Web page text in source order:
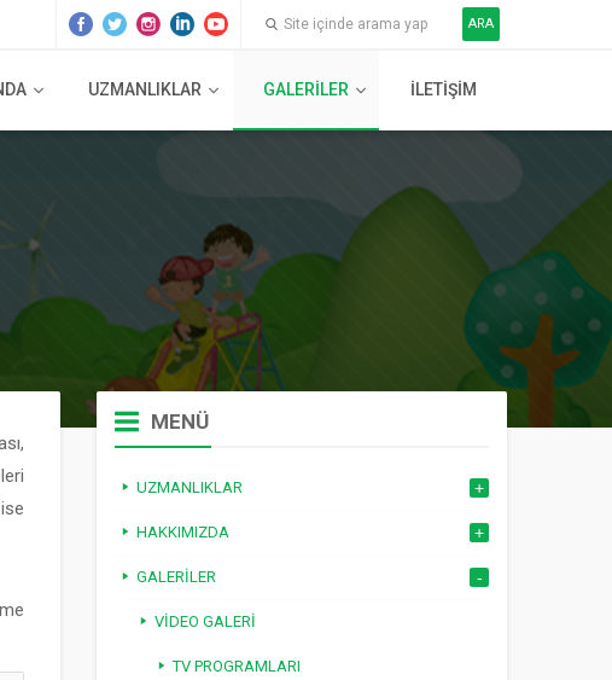
ARA
UZMANLIKLAR GALERILER İLETIŞIM
MENÜ
UZMANLIKLAR
HAKKIMIZDA
GALERILER
VIDEO GALERI
TV PROGRAMLARI